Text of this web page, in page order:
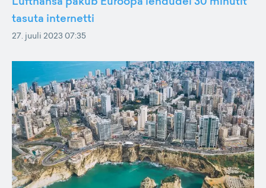
tasuta internetti
27. juuli 2023 07:35